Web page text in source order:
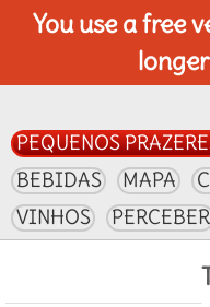
You use a free
PEQUENOS
BEBIDAS
MAPA
VINHOS
PERCEBER